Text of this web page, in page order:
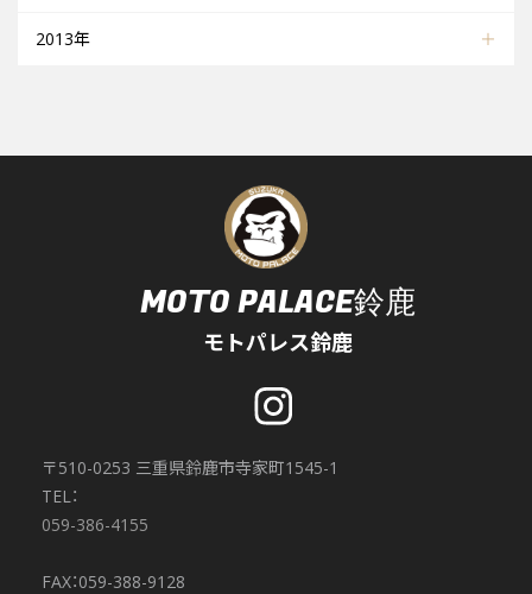
2013年
MOTO PALACE鈴鹿
モトパレス鈴鹿
〒510-0253 三重県鈴鹿市寺家町1545-1
TEL：
059-386-4155
FAX：059-388-9128